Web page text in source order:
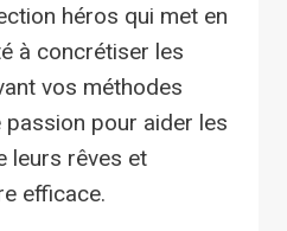
héros qui met en
à concrétiser les
vos méthodes
pour aider les
leurs rêves et
efficace.